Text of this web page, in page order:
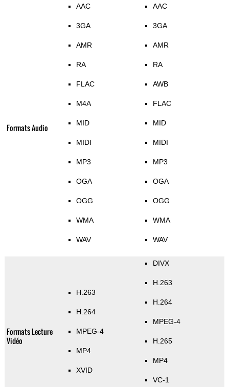
Formats Audio
AAC
3GA
AMR
RA
FLAC
M4A
MID
MIDI
MP3
OGA
OGG
WMA
WAV
AAC
3GA
AMR
RA
AWB
FLAC
MID
MIDI
MP3
OGA
OGG
WMA
WAV
Formats Lecture
Vidéo
H.263
H.264
MPEG-4
MP4
XVID
DIVX
H.263
H.264
MPEG-4
H.265
MP4
VC-1